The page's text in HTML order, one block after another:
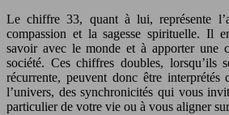
Le chiffre 33, quant à lui, représente
compassion et la sagesse spirituelle. Il
savoir avec le monde et à apporter une
société. Ces chiffres doubles, lorsqu’ils
récurrente, peuvent donc être interprétés
l’univers, des synchronicités qui vous
particulier de votre vie ou à vous aligner